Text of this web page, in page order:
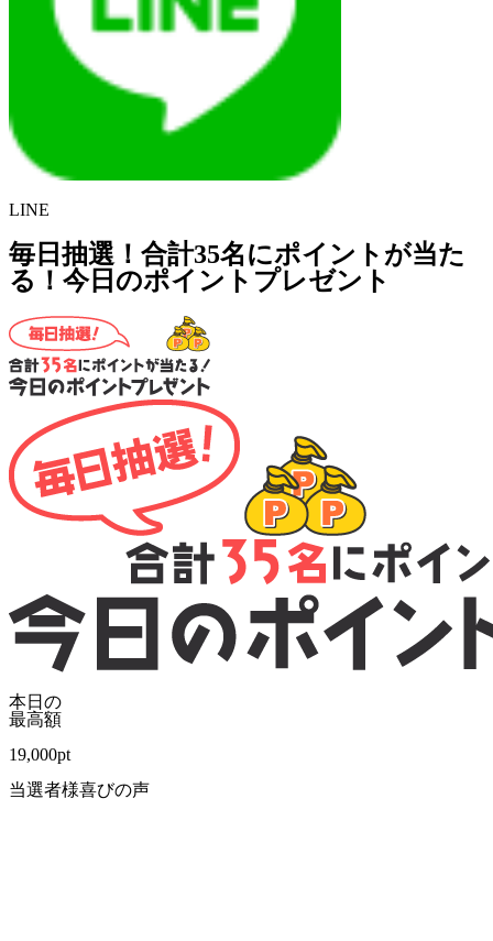
LINE
毎日抽選！合計35名にポイントが当た
る！今日のポイントプレゼント
本日の
最高額
19,000pt
当選者様喜びの声